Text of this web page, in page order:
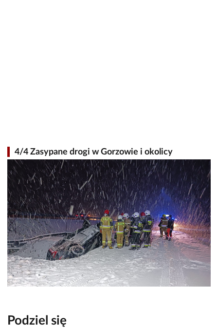
4/4 Zasypane drogi w Gorzowie i okolicy
Podziel się